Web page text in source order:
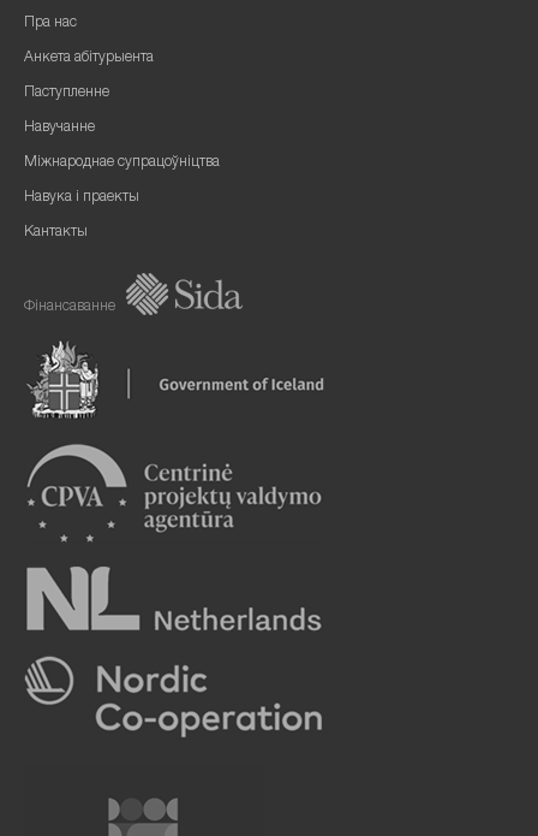
Пра нас
Анкета абітурыента
Паступленне
Навучанне
Міжнароднае супрацоўніцтва
Навука і праекты
Кантакты
Фінансаванне